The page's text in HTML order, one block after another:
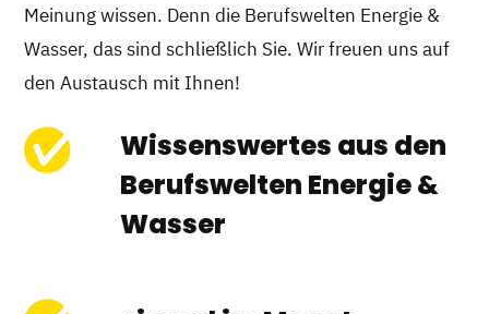
Meinung wissen. Denn die Berufswelten Energie &
Wasser, das sind schließlich Sie. Wir freuen uns auf
den Austausch mit Ihnen!
Wissenswertes aus den
Berufswelten Energie &
Wasser